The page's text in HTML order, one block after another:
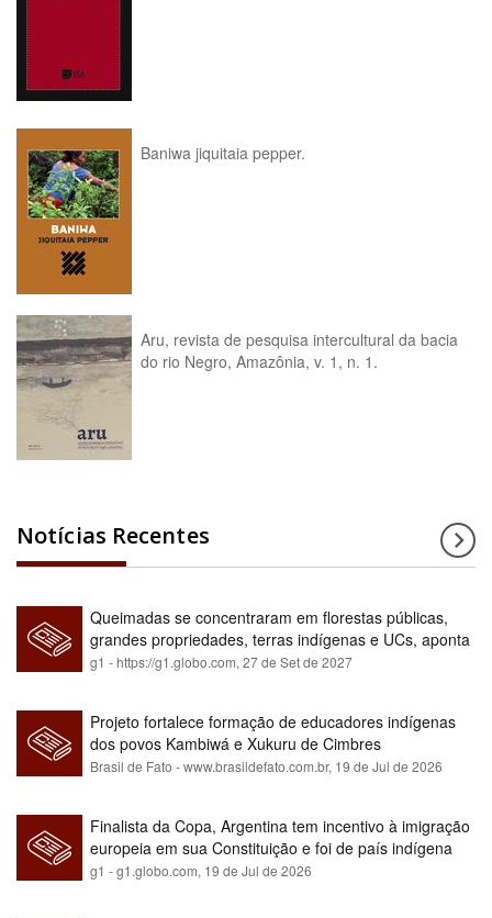
Baniwa jiquitaia pepper.
Aru, revista de pesquisa intercultural da bacia
do rio Negro, Amazônia, v. 1, n. 1.
Notícias Recentes
Queimadas se concentraram em florestas públicas,
grandes propriedades, terras indígenas e UCs, aponta
relatório
g1 - https://g1.globo.com, 27 de Set de 2027
Projeto fortalece formação de educadores indígenas
dos povos Kambiwá e Xukuru de Cimbres
Brasil de Fato - www.brasildefato.com.br, 19 de Jul de 2026
Finalista da Copa, Argentina tem incentivo à imigração
europeia em sua Constituição e foi de país indígena
para maioria branca
g1 - g1.globo.com, 19 de Jul de 2026